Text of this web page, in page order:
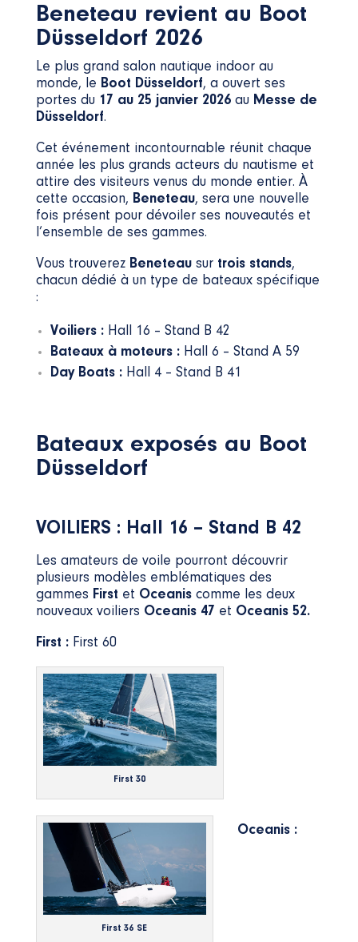
Beneteau revient au Boot
Düsseldorf 2026
Le plus grand salon nautique indoor au
monde, le Boot Düsseldorf, a ouvert ses
portes du 17 au 25 janvier 2026au Messe de
Düsseldorf.
Cet événement incontournable réunit chaque
année les plus grands acteurs du nautisme et
attire des visiteurs venus du monde entier. À
cette occasion, Beneteau, sera une nouvelle
fois présent pour dévoiler ses nouveautés et
l’ensemble de ses gammes.
Vous trouverez Beneteausur trois stands,
chacun dédié à un type de bateaux spécifique
:
Voiliers :Hall 16 – Stand B 42
Bateaux à moteurs :Hall 6 – Stand A 59
Day Boats :Hall 4 – Stand B 41
Bateaux exposés au Boot
Düsseldorf
VOILIERS : Hall 16 – Stand B 42
Les amateurs de voile pourront découvrir
plusieurs modèles emblématiques des
gammes First et Oceaniscomme les deux
nouveaux voiliers Oceanis 47 et Oceanis 52.
First :First 60
First 30
First 36 SE
Oceanis :